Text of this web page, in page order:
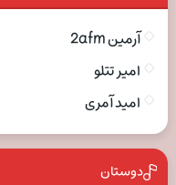
آرمین 2afm
امیر تتلو
امید آمری
دوستان